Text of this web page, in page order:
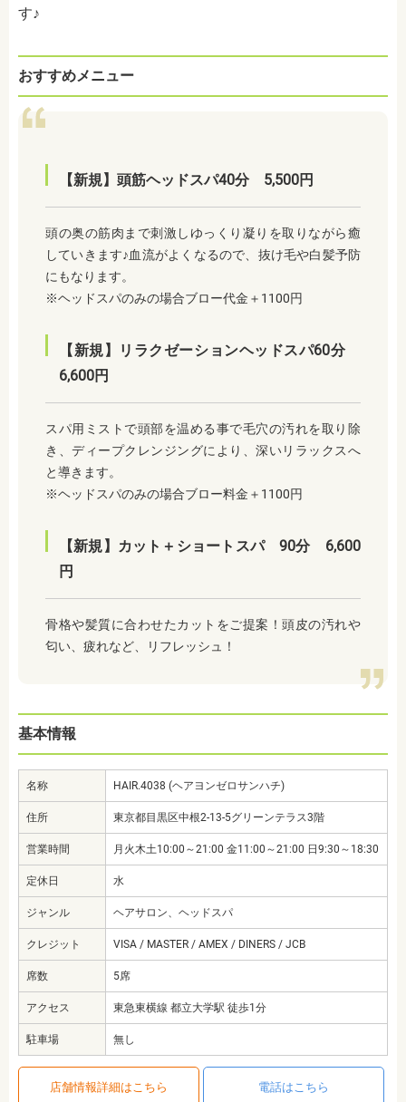
す♪
おすすめメニュー
【新規】頭筋ヘッドスパ40分 5,500円
頭の奥の筋肉まで刺激しゆっくり凝りを取りながら癒
していきます♪血流がよくなるので、抜け毛や白髪予防
にもなります。
※ヘッドスパのみの場合ブロー代金＋1100円
【新規】リラクゼーションヘッドスパ60分
6,600円
スパ用ミストで頭部を温める事で毛穴の汚れを取り除
き、ディープクレンジングにより、深いリラックスへ
と導きます。
※ヘッドスパのみの場合ブロー料金＋1100円
【新規】カット＋ショートスパ 90分 6,600
円
骨格や髪質に合わせたカットをご提案！頭皮の汚れや
匂い、疲れなど、リフレッシュ！
基本情報
名称 HAIR.4038 (ヘアヨンゼロサンハチ)
住所 東京都目黒区中根2-13-5グリーンテラス3階
営業時間 月火木土10:00～21:00 金11:00～21:00 日9:30～18:30
定休日 水
ジャンル ヘアサロン、ヘッドスパ
クレジット VISA / MASTER / AMEX / DINERS / JCB
席数 5席
アクセス 東急東横線 都立大学駅 徒歩1分
駐車場 無し
店舗情報詳細はこちら 電話はこちら